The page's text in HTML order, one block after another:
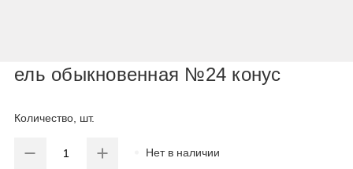
ель обыкновенная №24 конус
Количество, шт.
Нет в наличии